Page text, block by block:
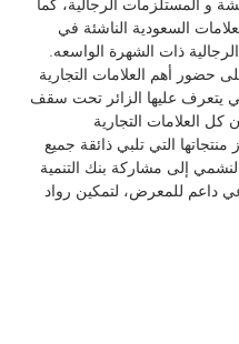
و المستلزمات الرجالية، كما
السعودية الناشئة في
ذات الشهرة الواسعه.
حضور أهم العلامات التجارية
يتعرف عليها الزائر تحت سقف
كل العلامات التجارية
التي تلبي ذائقة جميع
إلى مشاركة بنك التنمية
داعم للمعرض، لتمكين رواد